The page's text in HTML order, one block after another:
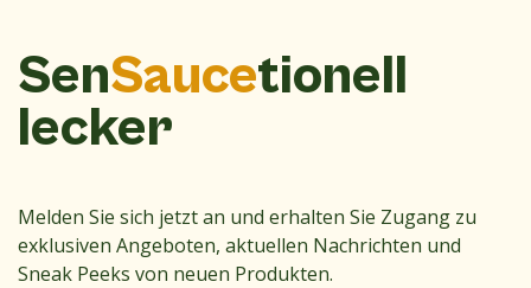
SenSaucetionell
lecker
Melden Sie sich jetzt an und erhalten Sie Zugang zu
exklusiven Angeboten, aktuellen Nachrichten und
Sneak Peeks von neuen Produkten.